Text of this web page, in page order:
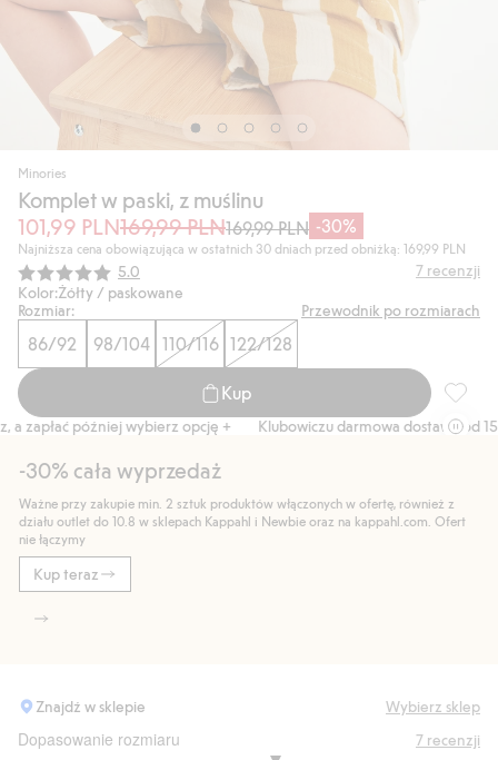
Minories
Komplet w paski, z muślinu
101,99 PLN169,99 PLN169,99 PLN -30%
Najniższa cena obowiązująca w ostatnich 30 dniach przed obniżką: 169,99 PLN
Średnia ocena:
5.0 7 recenzji
Kolor:Żółty / paskowane
Rozmiar:
Przewodnik po rozmiarach
86/92 98/104 110/116 122/128
Kup
później wybierz opcję + Klubowiczu darmowa dostawa od 150
-30% cała wyprzedaż
Ważne przy zakupie min. 2 sztuk produktów włączonych w ofertę, również z
działu outlet do 10.8 w sklepach Kappahl i Newbie oraz na kappahl.com. Ofert
nie łączymy
Kup teraz
Znajdź w sklepie Wybierz sklep
Dopasowanie rozmiaru 7 recenzji